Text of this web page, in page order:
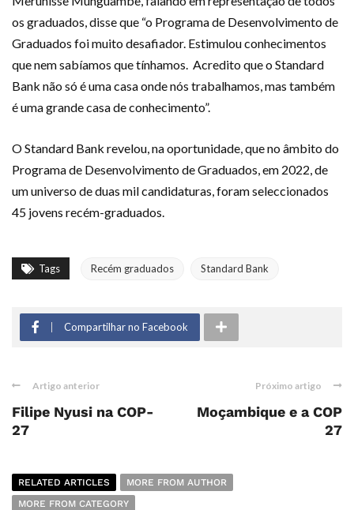
os graduados, disse que “o Programa de Desenvolvimento de
Graduados foi muito desafiador. Estimulou conhecimentos
que nem sabíamos que tínhamos. Acredito que o Standard
Bank não só é uma casa onde nós trabalhamos, mas também
é uma grande casa de conhecimento”.
O Standard Bank revelou, na oportunidade, que no âmbito do
Programa de Desenvolvimento de Graduados, em 2022, de
um universo de duas mil candidaturas, foram seleccionados
45 jovens recém-graduados.
Tags Recém graduados Standard Bank
Compartilhar no Facebook
Artigo anterior
Filipe Nyusi na COP-
27
Próximo artigo
Moçambique e a COP
27
RELATED ARTICLES
MORE FROM AUTHOR
MORE FROM CATEGORY